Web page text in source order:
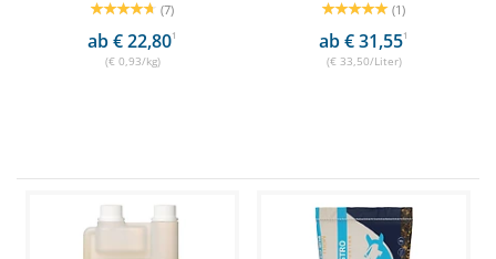
(7)
ab € 22,801
(€ 0,93/kg)
(1)
ab € 31,551
(€ 33,50/Liter)